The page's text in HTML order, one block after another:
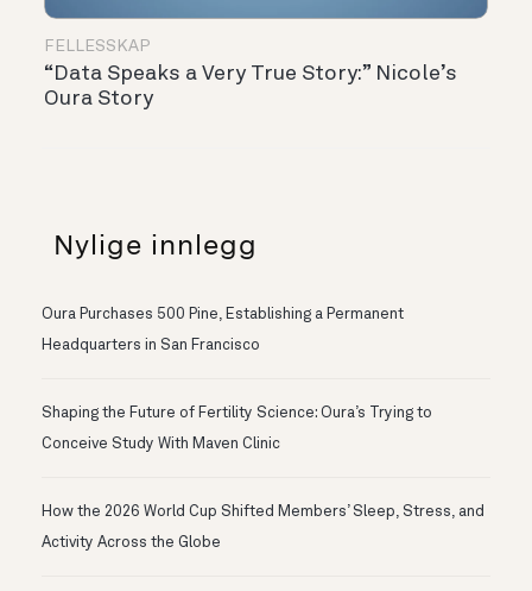
FELLESSKAP
“Data Speaks a Very True Story:” Nicole’s
Oura Story
Nylige innlegg
Oura Purchases 500 Pine, Establishing a Permanent
Headquarters in San Francisco
Shaping the Future of Fertility Science: Oura’s Trying to
Conceive Study With Maven Clinic
How the 2026 World Cup Shifted Members’ Sleep, Stress, and
Activity Across the Globe